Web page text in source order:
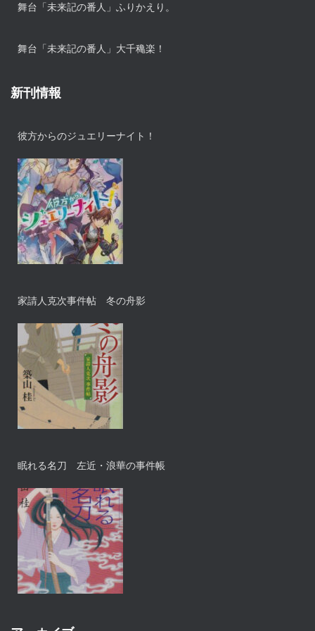
舞台「未来記の番人」ふりかえり。
舞台「未来記の番人」大千穐楽！
新刊情報
彼方からのジュエリーナイト！
家請人克次事件帖 冬の舟影
眠れる名刀 左近・浪華の事件帳